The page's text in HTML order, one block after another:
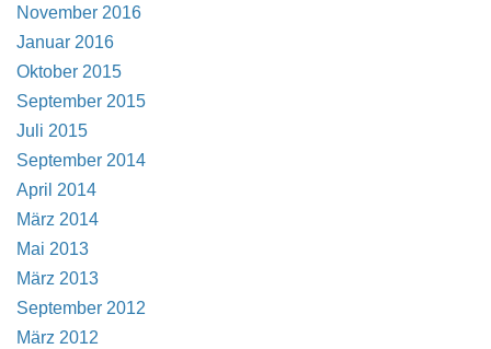
November 2016
Januar 2016
Oktober 2015
September 2015
Juli 2015
September 2014
April 2014
März 2014
Mai 2013
März 2013
September 2012
März 2012